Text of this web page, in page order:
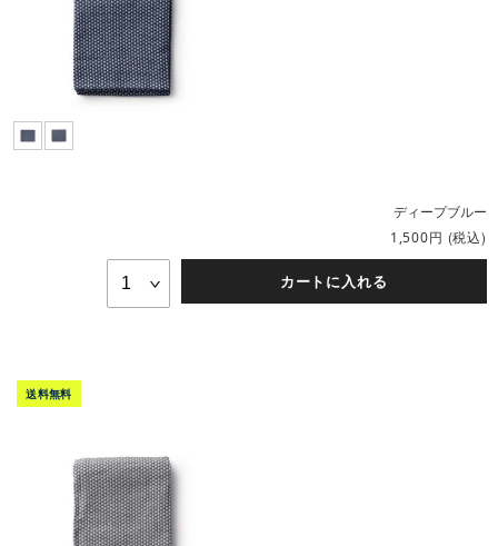
ディープブルー
1,500円 (税込)
カートに入れる